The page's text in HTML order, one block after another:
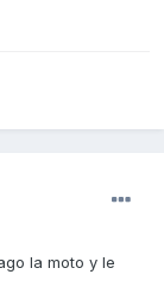
la moto y le